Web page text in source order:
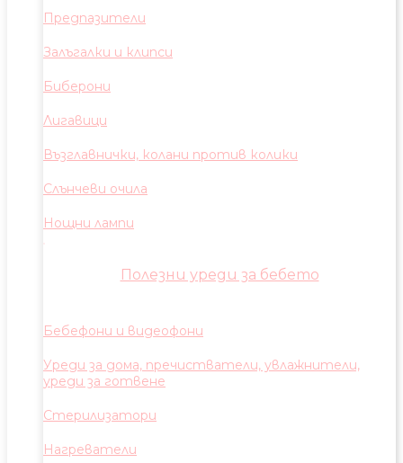
Предпазители
Залъгалки и клипси
Биберони
Лигавици
Възглавнички, колани против колики
Слънчеви очила
Нощни лампи
Полезни уреди за бебето
Бебефони и видеофони
Уреди за дома, пречистватели, увлажнители,
уреди за готвене
Стерилизатори
Нагреватели